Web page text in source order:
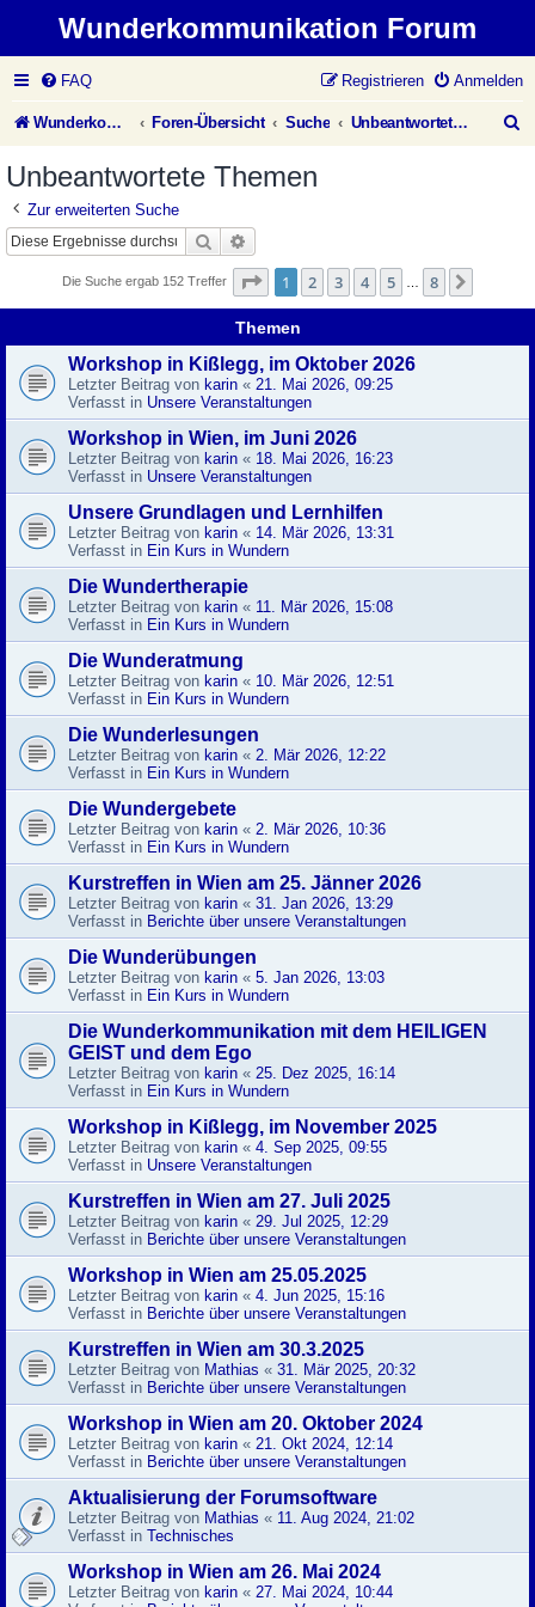
Wunderkommunikation Forum
FAQ Anmelden
Registrieren
Wunderkommunikation Website Foren-Übersicht Suche Unbeantwortete Themen
Unbeantwortete Themen
Zur erweiterten Suche
Suche
Die Suche ergab 152 Treffer Seite 1von
1 2 3 4 5 8
Themen
Workshop in Kißlegg, im Oktober 2026
Letzter Beitrag von karin « 21. Mai 2026, 09:25
Verfasst in Unsere Veranstaltungen
Workshop in Wien, im Juni 2026
Letzter Beitrag von karin « 18. Mai 2026, 16:23
Verfasst in Unsere Veranstaltungen
Unsere Grundlagen und Lernhilfen
Letzter Beitrag von karin « 14. Mär 2026, 13:31
Verfasst in Ein Kurs in Wundern
Die Wundertherapie
Letzter Beitrag von karin « 11. Mär 2026, 15:08
Verfasst in Ein Kurs in Wundern
Die Wunderatmung
Letzter Beitrag von karin « 10. Mär 2026, 12:51
Verfasst in Ein Kurs in Wundern
Die Wunderlesungen
Letzter Beitrag von karin « 2. Mär 2026, 12:22
Verfasst in Ein Kurs in Wundern
Die Wundergebete
Letzter Beitrag von karin « 2. Mär 2026, 10:36
Verfasst in Ein Kurs in Wundern
Kurstreffen in Wien am 25. Jänner 2026
Letzter Beitrag von karin « 31. Jan 2026, 13:29
Verfasst in Berichte über unsere Veranstaltungen
Die Wunderübungen
Letzter Beitrag von karin « 5. Jan 2026, 13:03
Verfasst in Ein Kurs in Wundern
Die Wunderkommunikation mit dem HEILIGEN
GEIST und dem Ego
Letzter Beitrag von karin « 25. Dez 2025, 16:14
Verfasst in Ein Kurs in Wundern
Workshop in Kißlegg, im November 2025
Letzter Beitrag von karin « 4. Sep 2025, 09:55
Verfasst in Unsere Veranstaltungen
Kurstreffen in Wien am 27. Juli 2025
Letzter Beitrag von karin « 29. Jul 2025, 12:29
Verfasst in Berichte über unsere Veranstaltungen
Workshop in Wien am 25.05.2025
Letzter Beitrag von karin « 4. Jun 2025, 15:16
Verfasst in Berichte über unsere Veranstaltungen
Kurstreffen in Wien am 30.3.2025
Letzter Beitrag von Mathias « 31. Mär 2025, 20:32
Verfasst in Berichte über unsere Veranstaltungen
Workshop in Wien am 20. Oktober 2024
Letzter Beitrag von karin « 21. Okt 2024, 12:14
Verfasst in Berichte über unsere Veranstaltungen
Aktualisierung der Forumsoftware
Letzter Beitrag von Mathias « 11. Aug 2024, 21:02
Verfasst in Technisches
Workshop in Wien am 26. Mai 2024
Letzter Beitrag von karin « 27. Mai 2024, 10:44